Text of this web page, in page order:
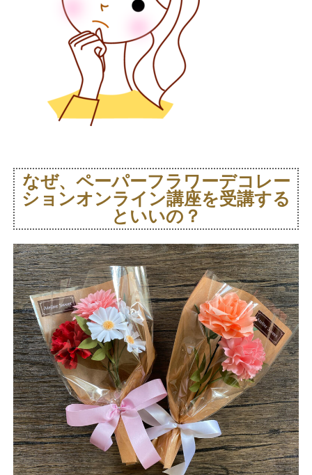
なぜ、ペーパーフラワーデコレー
ションオンライン講座を受講する
といいの？